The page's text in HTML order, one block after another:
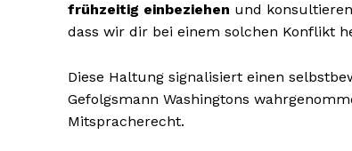
frühzeitig einbeziehen und
dass wir dir bei einem solchen Konflikt
Diese Haltung signalisiert einen
Gefolgsmann Washingtons
Mitspracherecht.